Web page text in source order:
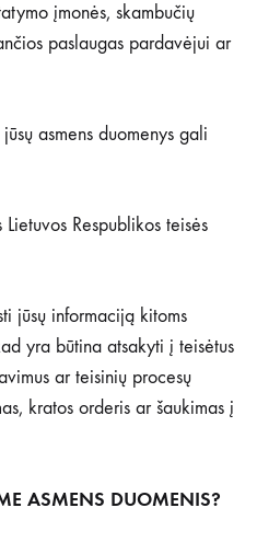
įmonės, skambučių
paslaugas pardavėjui ar
asmens duomenys gali
Respublikos teisės
jūsų informaciją kitoms
yra būtina atsakyti į teisėtus
ar teisinių procesų
kratos orderis ar šaukimas į
ASMENS DUOMENIS?